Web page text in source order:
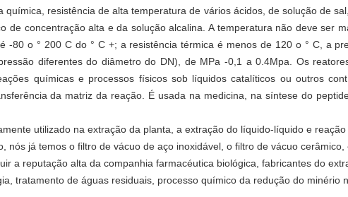
química, resistência de alta temperatura de vários ácidos, de solução de
de concentração alta e da solução alcalina. A temperatura não deve ser
-80 o ° 200 C do ° C +; a resistência térmica é menos de 120 o ° C, a
diferentes do diâmetro do DN), de MPa -0,1 a 0.4Mpa. Os
químicas e processos físicos sob líquidos catalíticos ou outros
da matriz da reação. É usada na medicina, na síntese do
utilizado na extração da planta, a extração do líquido-líquido e
nós já temos o filtro de vácuo de aço inoxidável, o filtro de vácuo cerâmico,
a reputação alta da companhia farmacéutica biológica, fabricantes do
tratamento de águas residuais, processo químico da redução do minério